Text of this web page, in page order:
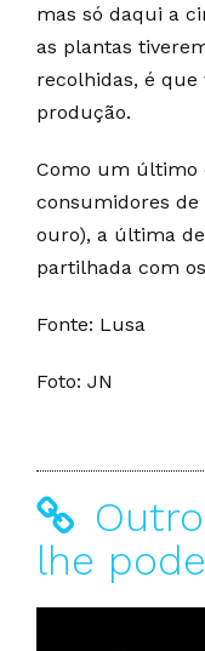
mas só daqui a
as plantas
recolhidas, é
produção.
Como um último
consumidores de
ouro), a última
partilhada com
Fonte: Lusa
Foto: JN
lhe